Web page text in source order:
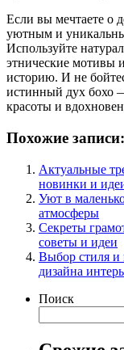
Если вы мечтаете о
уютным и
Используйте
этнические мотивы
историю. И не
истинный дух бохо
красоты и
Похожие записи:
Актуальные
новинки и
Уют в
атмосферы
Секреты
советы и идеи
Выбор стиля и
дизайна
Поиск